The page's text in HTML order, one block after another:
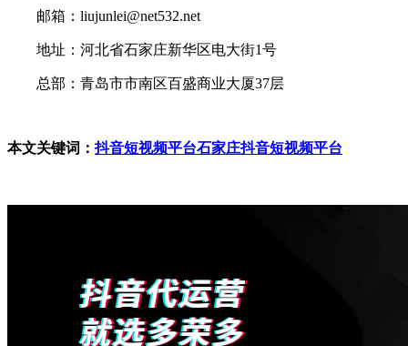
邮箱：liujunlei@net532.net
地址：河北省石家庄新华区电大街1号
总部：青岛市市南区百盛商业大厦37层
本文关键词：抖音短视频平台石家庄抖音短视频平台